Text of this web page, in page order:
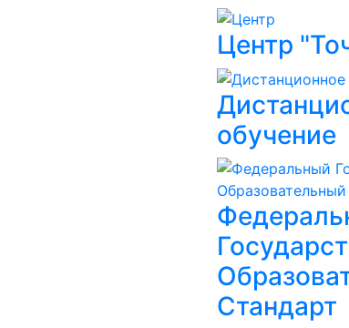
Центр
обучение
Стандарт